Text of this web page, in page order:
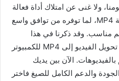
ولا غنى عن امتلاك أداة فعالة
وموثوقة لتحويل الفيديو إلى صيغة MP4، لما توفره من توافق واسع
مناسب. وقد ذكرنا في هذا
المقال مجموعة من أفضل برامج تحويل الفيديو إلى MP4 للكمبيوتر
بالفيديوهات. الآن بين يديك
والدعم الكامل للصيغ فاختر